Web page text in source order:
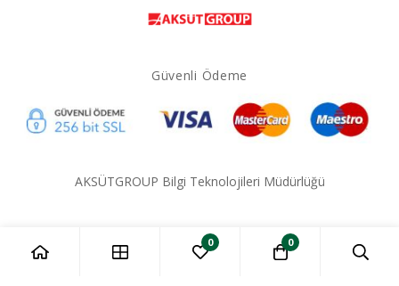
Güvenli Ödeme
AKSÜTGROUP Bilgi Teknolojileri Müdürlüğü
0 0